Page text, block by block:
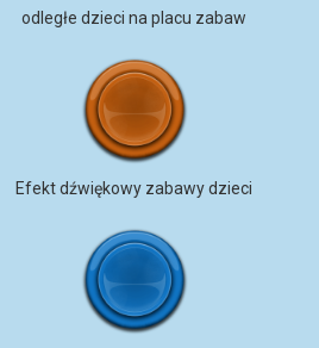
odległe dzieci na placu zabaw
Efekt dźwiękowy zabawy dzieci